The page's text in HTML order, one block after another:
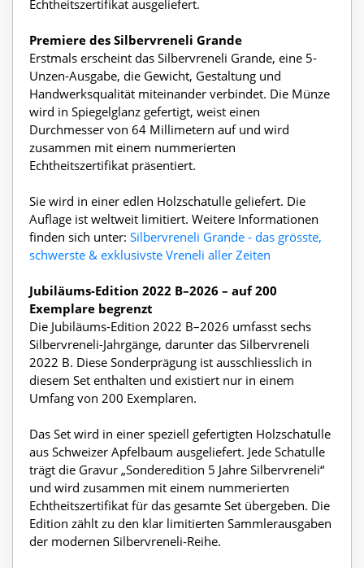
Echtheitszertifikat ausgeliefert.
Premiere des Silbervreneli Grande
Erstmals erscheint das Silbervreneli Grande, eine 5-
Unzen-Ausgabe, die Gewicht, Gestaltung und
Handwerksqualität miteinander verbindet. Die Münze
wird in Spiegelglanz gefertigt, weist einen
Durchmesser von 64 Millimetern auf und wird
zusammen mit einem nummerierten
Echtheitszertifikat präsentiert.
Sie wird in einer edlen Holzschatulle geliefert. Die
Auflage ist weltweit limitiert. Weitere Informationen
finden sich unter: Silbervreneli Grande - das grösste,
schwerste & exklusivste Vreneli aller Zeiten
Jubiläums-Edition 2022 B–2026 – auf 200
Exemplare begrenzt
Die Jubiläums-Edition 2022 B–2026 umfasst sechs
Silbervreneli-Jahrgänge, darunter das Silbervreneli
2022 B. Diese Sonderprägung ist ausschliesslich in
diesem Set enthalten und existiert nur in einem
Umfang von 200 Exemplaren.
Das Set wird in einer speziell gefertigten Holzschatulle
aus Schweizer Apfelbaum ausgeliefert. Jede Schatulle
trägt die Gravur „Sonderedition 5 Jahre Silbervreneli“
und wird zusammen mit einem nummerierten
Echtheitszertifikat für das gesamte Set übergeben. Die
Edition zählt zu den klar limitierten Sammlerausgaben
der modernen Silbervreneli-Reihe.